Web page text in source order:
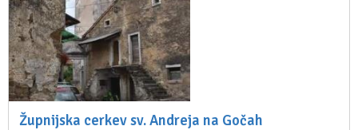
Župnijska cerkev sv. Andreja na Gočah